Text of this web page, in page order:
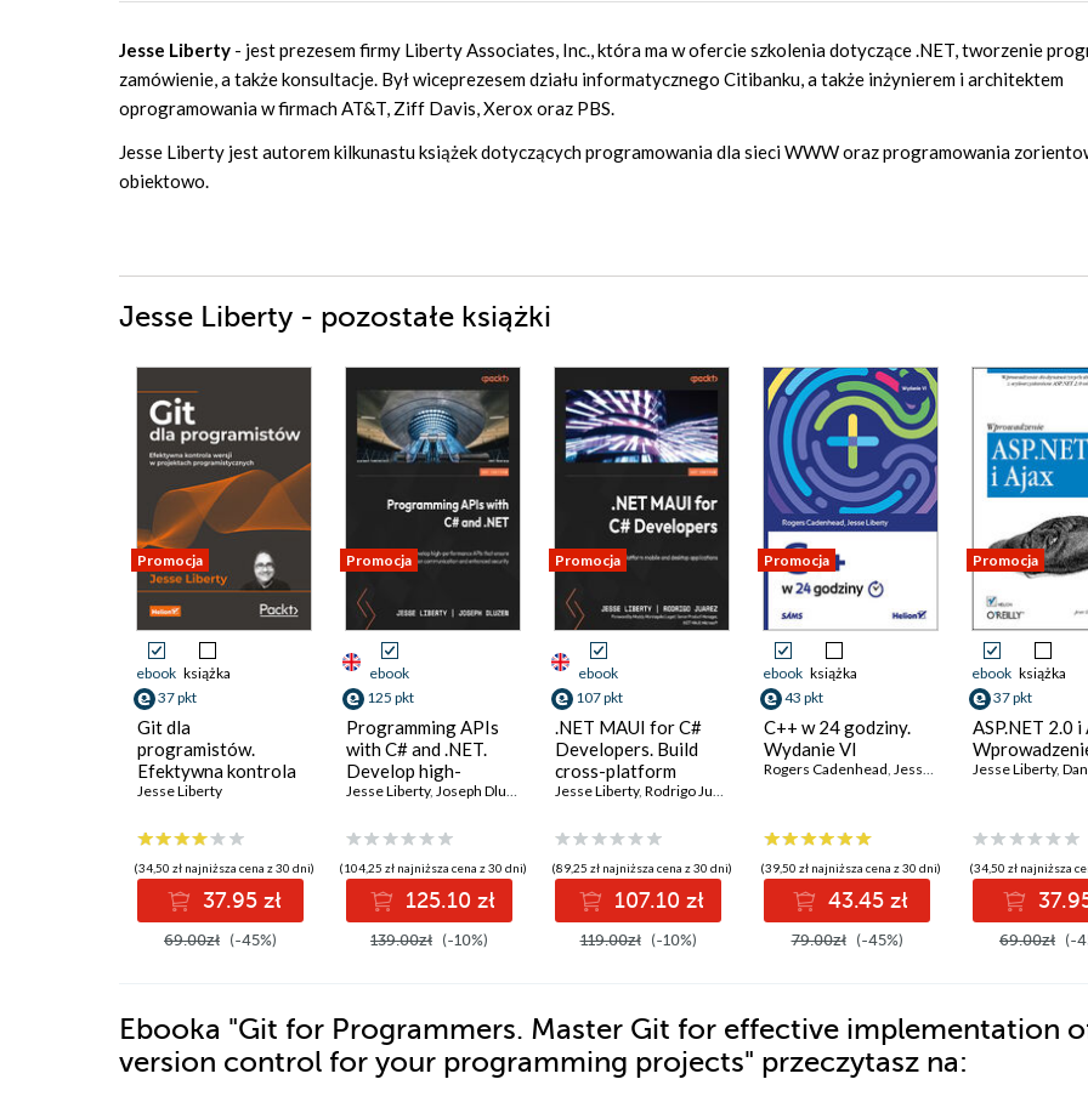
Jesse Liberty - jest prezesem firmy Liberty Associates, Inc., która ma w ofercie szkolenia dotyczące .NET, tworzenie
zamówienie, a także konsultacje. Był wiceprezesem działu informatycznego Citibanku, a także inżynierem i architektem
oprogramowania w firmach AT&T, Ziff Davis, Xerox oraz PBS.
Jesse Liberty jest autorem kilkunastu książek dotyczących programowania dla sieci WWW oraz programowania
obiektowo.
Jesse Liberty - pozostałe książki
Promocja
ebook książka
37 pkt
Git dla
programistów.
Efektywna kontrola
wersji w projektach
Jesse Liberty
(34,50 zł najniższa cena z 30 dni)
37.95 zł
69.00zł (-45%)
Promocja
ebook
125 pkt
Programming APIs
with C# and .NET.
Develop high-
performance APIs
application
communication and
enhanced security
Jesse Liberty, Joseph Dluzen
(104,25 zł najniższa cena z 30 dni)
125.10 zł
139.00zł (-10%)
Promocja
ebook
107 pkt
.NET MAUI for C#
Developers. Build
cross-platform
mobile and desktop
Jesse Liberty, Rodrigo Juarez
(89,25 zł najniższa cena z 30 dni)
107.10 zł
119.00zł (-10%)
Promocja
ebook książka
43 pkt
C++ w 24 godziny.
Wydanie VI
Rogers Cadenhead, Jesse Liberty
(39,50 zł najniższa cena z 30 dni)
43.45 zł
79.00zł (-45%)
Promocja
ebook książka
37 pkt
ASP.NET 2.0 i
Jesse Liberty,
(34,50 zł najniższa
69.00zł (-
Ebooka "Git for Programmers. Master Git for effective implementation
version control for your programming projects" przeczytasz na: